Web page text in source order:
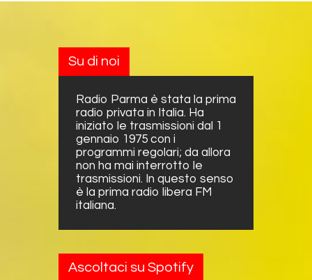
Su di noi
Radio Parma è stata la prima
radio privata in Italia. Ha
iniziato le trasmissioni dal 1
gennaio 1975 con i
programmi regolari; da allora
non ha mai interrotto le
trasmissioni. In questo senso
è la prima radio libera FM
italiana.
Ascoltaci su Spotify